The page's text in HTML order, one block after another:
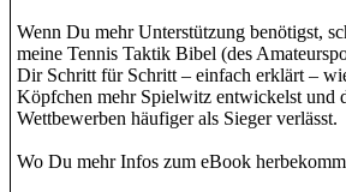
Wenn Du mehr Unterstützung benötigst,
meine Tennis Taktik Bibel (des
Dir Schritt für Schritt – einfach erklärt –
Köpfchen mehr Spielwitz entwickelst und
Wettbewerben häufiger als Sieger verlässt.
Wo Du mehr Infos zum eBook